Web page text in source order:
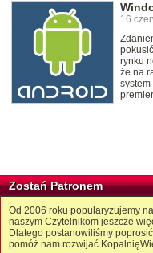
16
rynku
że na
system
Zostań Patronem
Od 2006 roku popularyzujemy
naszym Czytelnikom jeszcze
Dlatego postanowiliśmy
pomóż nam rozwijać